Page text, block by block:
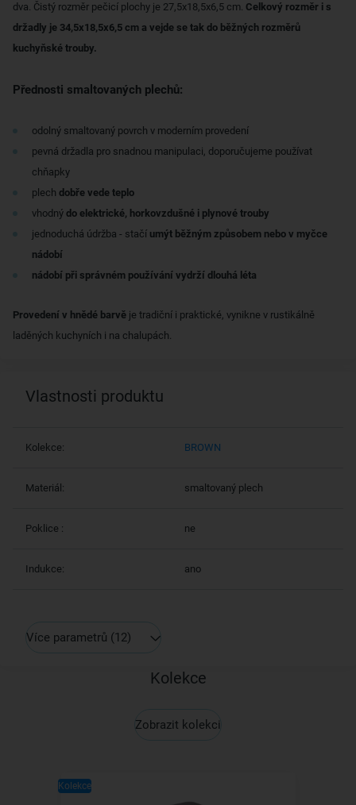
dva. Čistý rozměr pečicí plochy je 27,5x18,5x6,5 cm. Celkový rozměr i s
držadly je 34,5x18,5x6,5 cm a vejde se tak do běžných rozměrů
kuchyňské trouby.
Přednosti smaltovaných plechů:
odolný smaltovaný povrch v moderním provedení
pevná držadla pro snadnou manipulaci, doporučujeme používat
chňapky
plech dobře vede teplo
vhodný do elektrické, horkovzdušné i plynové trouby
jednoduchá údržba - stačí umýt běžným způsobem nebo v myčce
nádobí
nádobí při správném používání vydrží dlouhá léta
Provedení v hnědé barvě je tradiční i praktické, vynikne v rustikálně
laděných kuchyních i na chalupách.
Vlastnosti produktu
Kolekce: BROWN
Materiál: smaltovaný plech
Poklice : ne
Indukce: ano
Více parametrů (12)
Kolekce
Zobrazit kolekci
Kolekce